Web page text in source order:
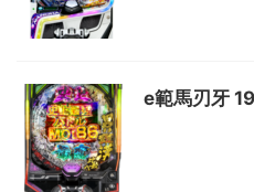
e範馬刃牙